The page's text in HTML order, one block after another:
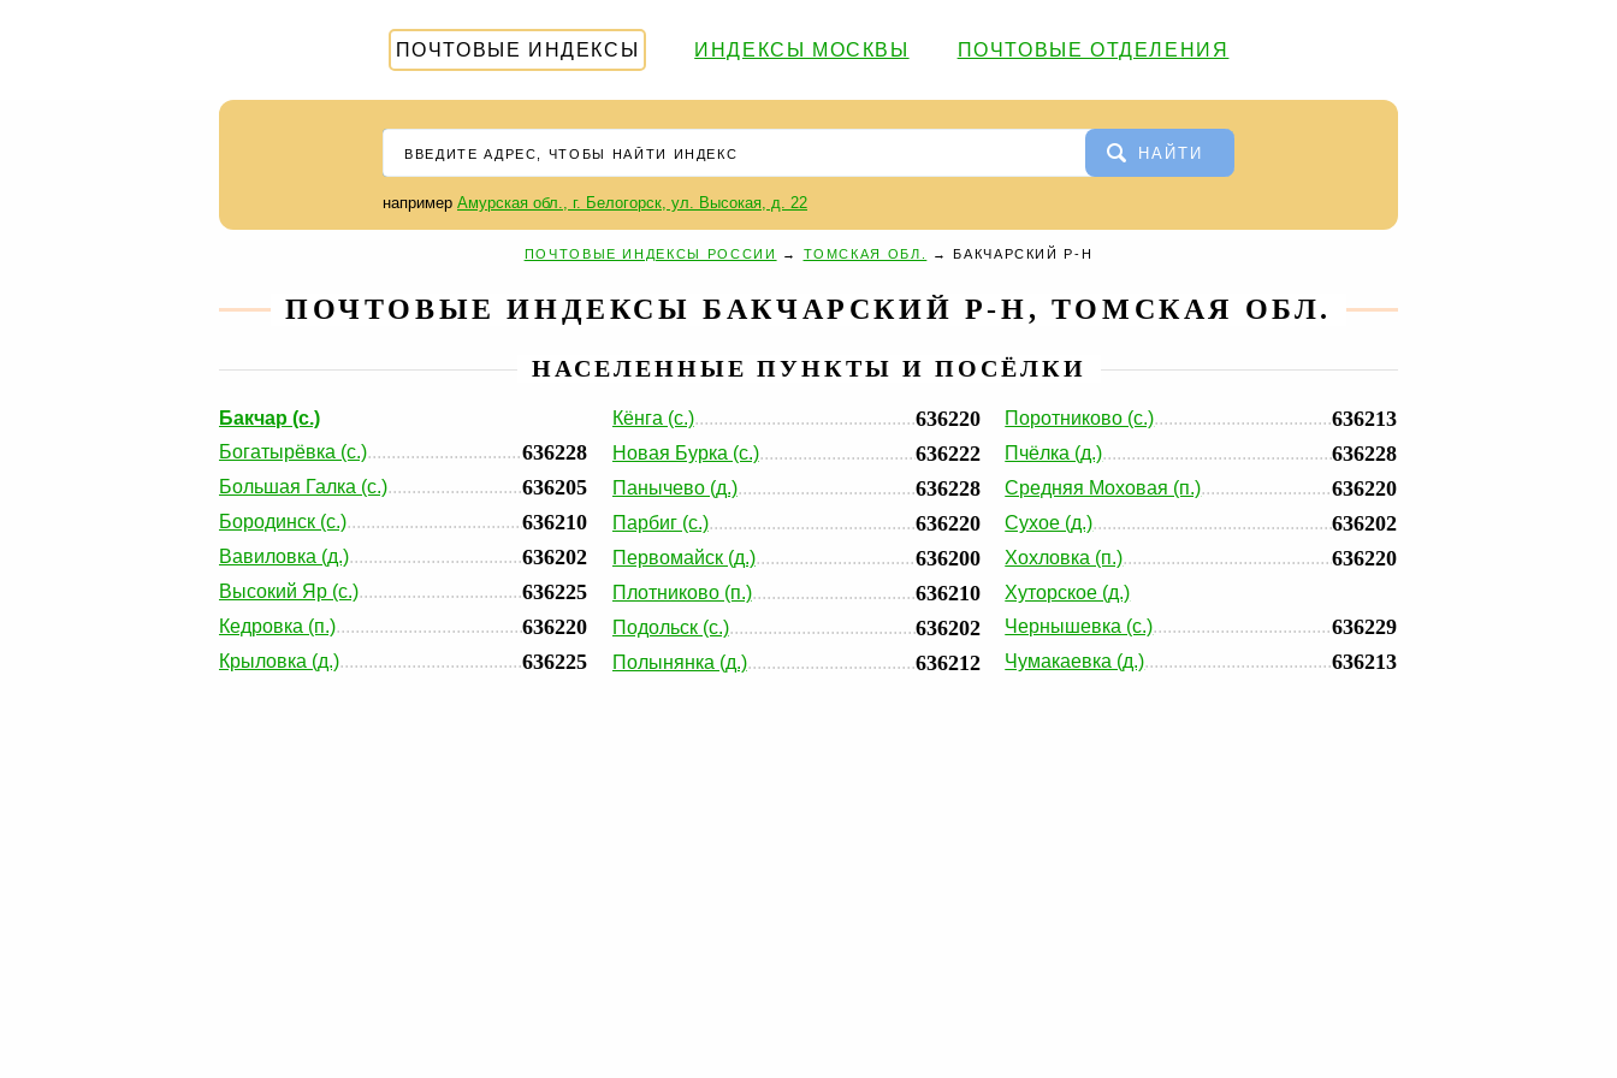
ПОЧТОВЫЕ ИНДЕКСЫ ИНДЕКСЫ МОСКВЫ ПОЧТОВЫЕ ОТДЕЛЕНИЯ
НАЙТИ
например Амурская обл., г. Белогорск, ул. Высокая, д. 22
ПОЧТОВЫЕ ИНДЕКСЫ РОССИИ → ТОМСКАЯ ОБЛ. →БАКЧАРСКИЙ Р-Н
ПОЧТОВЫЕ ИНДЕКСЫ БАКЧАРСКИЙ Р-Н, ТОМСКАЯ ОБЛ.
НАСЕЛЕННЫЕ ПУНКТЫ И ПОСЁЛКИ
Бакчар (с.)
Богатырёвка (с.)
636228
Большая Галка (с.) 636205
Бородинск (с.) 636210
Вавиловка (д.) 636202
Высокий Яр (с.) 636225
Кедровка (п.) 636220
Крыловка (д.) 636225
Кёнга (с.) 636220
Новая Бурка (с.) 636222
Панычево (д.) 636228
Парбиг (с.) 636220
Первомайск (д.) 636200
Плотниково (п.) 636210
Подольск (с.) 636202
Полынянка (д.) 636212
Поротниково (с.) 636213
Пчёлка (д.) 636228
Средняя Моховая (п.) 636220
Сухое (д.) 636202
Хохловка (п.) 636220
Хуторское (д.)
Чернышевка (с.)
636229
Чумакаевка (д.) 636213